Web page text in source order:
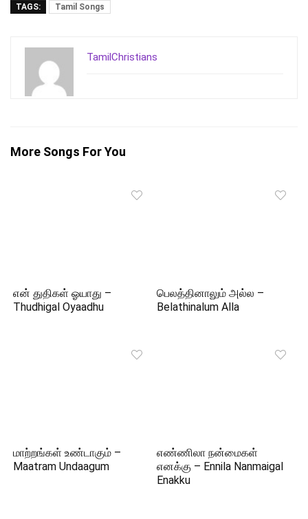
TAGS: Tamil Songs
TamilChristians
More Songs For You
என் துதிகள் ஓயாது –
Thudhigal Oyaadhu
பெலத்தினாலும் அல்ல –
Belathinalum Alla
மாற்றங்கள் உண்டாகும் –
Maatram Undaagum
எண்ணிலா நன்மைகள்
எனக்கு – Ennila Nanmaigal
Enakku